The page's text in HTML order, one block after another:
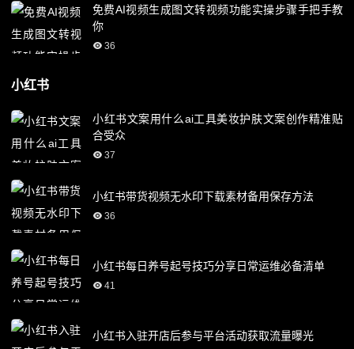
免费AI视频生成图文转视频功能实操步骤手把手教
你
36
小红书
小红书文案用什么ai工具美妆护肤文案创作精准贴
合受众
37
小红书带货视频无水印下载素材备用保存方法
36
小红书每日养号起号技巧分享日常运维必备清单
41
小红书入驻开店后参与平台活动获取流量曝光